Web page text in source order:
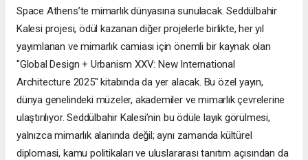
Space Athens’te mimarlık dünyasına sunulacak. Seddülbahir
Kalesi projesi, ödül kazanan diğer projelerle birlikte, her yıl
yayımlanan ve mimarlık camiası için önemli bir kaynak olan
"Global Design + Urbanism XXV: New International
Architecture 2025" kitabında da yer alacak. Bu özel yayın,
dünya genelindeki müzeler, akademiler ve mimarlık çevrelerine
ulaştırılıyor. Seddülbahir Kalesi’nin bu ödüle layık görülmesi,
yalnızca mimarlık alanında değil; aynı zamanda kültürel
diplomasi, kamu politikaları ve uluslararası tanıtım açısından da